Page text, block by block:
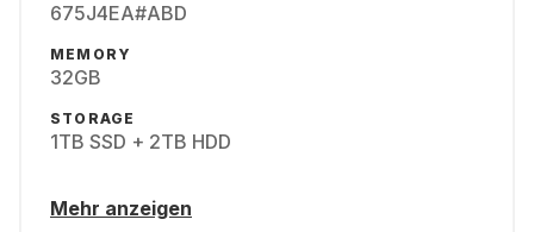
675J4EA#ABD
MEMORY
32GB
STORAGE
1TB SSD + 2TB HDD
Mehr anzeigen